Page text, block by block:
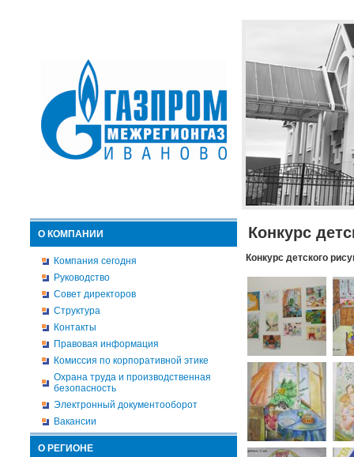
О КОМПАНИИ
Компания сегодня
Руководство
Совет директоров
Структура
Контакты
Правовая информация
Комиссия по корпоративной этике
Охрана труда и производственная
безопасность
Электронный документооборот
Вакансии
О РЕГИОНЕ
Конкурс
Конкурс детского